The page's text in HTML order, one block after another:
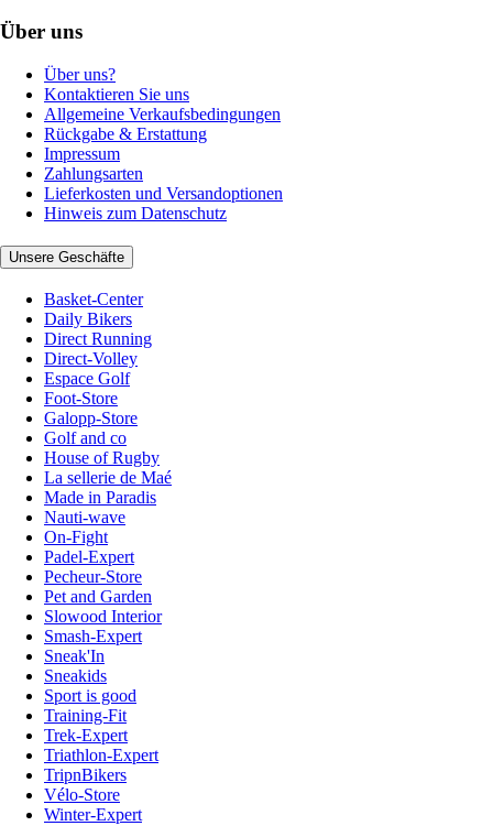
Über uns
Über uns?
Kontaktieren Sie uns
Allgemeine Verkaufsbedingungen
Rückgabe & Erstattung
Impressum
Zahlungsarten
Lieferkosten und Versandoptionen
Hinweis zum Datenschutz
Unsere Geschäfte
Basket-Center
Daily Bikers
Direct Running
Direct-Volley
Espace Golf
Foot-Store
Galopp-Store
Golf and co
House of Rugby
La sellerie de Maé
Made in Paradis
Nauti-wave
On-Fight
Padel-Expert
Pecheur-Store
Pet and Garden
Slowood Interior
Smash-Expert
Sneak'In
Sneakids
Sport is good
Training-Fit
Trek-Expert
Triathlon-Expert
TripnBikers
Vélo-Store
Winter-Expert